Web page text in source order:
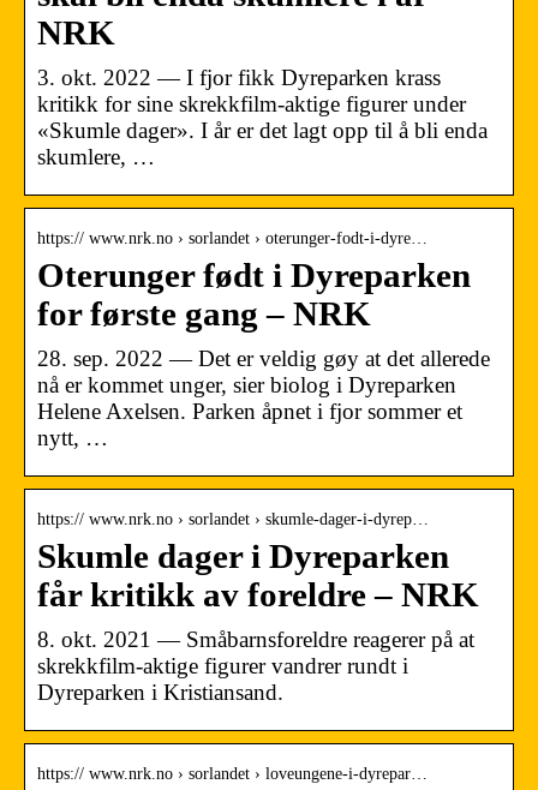
NRK
3. okt. 2022 — I fjor fikk Dyreparken krass
kritikk for sine skrekkfilm-aktige figurer under
«Skumle dager». I år er det lagt opp til å bli enda
skumlere, …
https:// www.nrk.no › sorlandet › oterunger-fodt-i-dyre…
Oterunger født i Dyreparken
for første gang – NRK
28. sep. 2022 — Det er veldig gøy at det allerede
nå er kommet unger, sier biolog i Dyreparken
Helene Axelsen. Parken åpnet i fjor sommer et
nytt, …
https:// www.nrk.no › sorlandet › skumle-dager-i-dyrep…
Skumle dager i Dyreparken
får kritikk av foreldre – NRK
8. okt. 2021 — Småbarnsforeldre reagerer på at
skrekkfilm-aktige figurer vandrer rundt i
Dyreparken i Kristiansand.
https:// www.nrk.no › sorlandet › loveungene-i-dyrepar…